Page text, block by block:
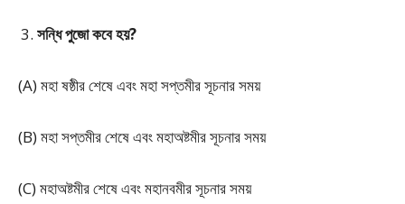
সন্ধি পুজো কবে হয়?
(A) মহা ষষ্ঠীর শেষে এবং মহা সপ্তমীর সূচনার সময়
(B) মহা সপ্তমীর শেষে এবং মহাঅষ্টমীর সূচনার সময়
(C) মহাঅষ্টমীর শেষে এবং মহানবমীর সূচনার সময়